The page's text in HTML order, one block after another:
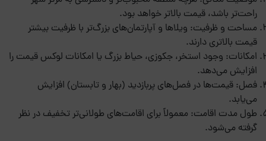
راحت‌تر باشد، قیمت بالاتر خواهد بود.
مساحت و ظرفیت: ویلاها و آپارتمان‌های بزرگ‌تر با ظرفیت بیشتر
قیمت بالاتری دارند.
امکانات: وجود استخر، جکوزی، حیاط بزرگ یا امکانات لوکس قیمت را
افزایش می‌دهد.
فصل: قیمت‌ها در فصل‌های پربازدید (بهار و تابستان) افزایش
می‌یابد.
طول مدت اقامت: معمولاً برای اقامت‌های طولانی‌تر تخفیف در نظر
گرفته می‌شود.